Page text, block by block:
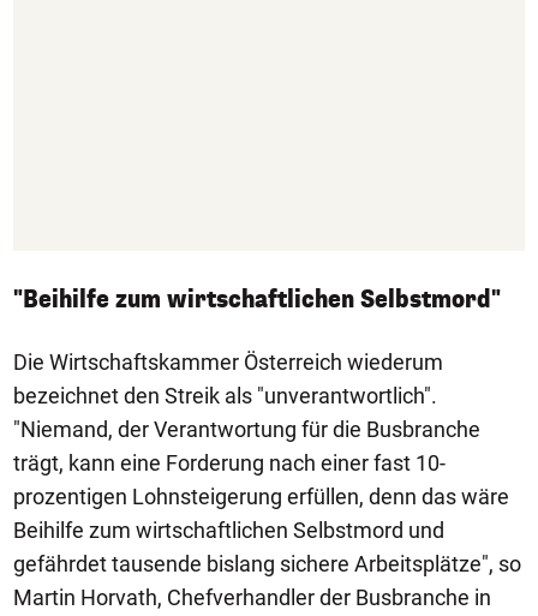
"Beihilfe zum wirtschaftlichen Selbstmord"
Die Wirtschaftskammer Österreich wiederum
bezeichnet den Streik als "unverantwortlich".
"Niemand, der Verantwortung für die Busbranche
trägt, kann eine Forderung nach einer fast 10-
prozentigen Lohnsteigerung erfüllen, denn das wäre
Beihilfe zum wirtschaftlichen Selbstmord und
gefährdet tausende bislang sichere Arbeitsplätze", so
Martin Horvath, Chefverhandler der Busbranche in